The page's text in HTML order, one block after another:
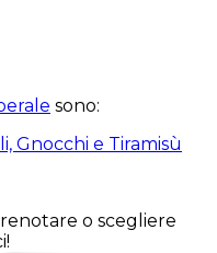
sono:
Gnocchi e Tiramisù
o scegliere